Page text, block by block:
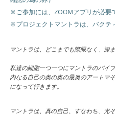
※ご参加には、ZOOMアプリが必要
※プロジェクトマントラは、バクテ
マントラは、どこまでも際限なく、深
私達の細胞一つ一つにマントラのバイ
内なる自己の奥の奥の最奥のアートマ
になって行きます。
マントラは、真の自己、すなわち、光